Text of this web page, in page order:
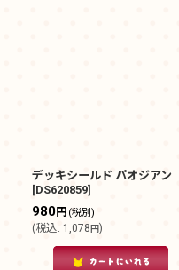
デッキシールド パオジアン
[DS620859]
980円 (税別)
(税込: 1,078円)